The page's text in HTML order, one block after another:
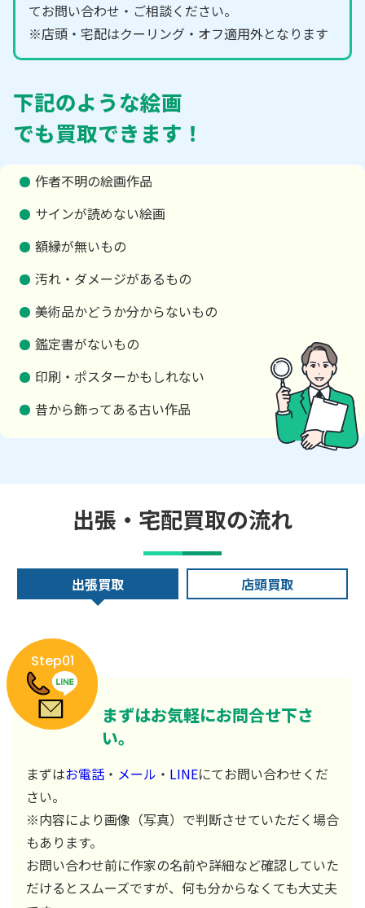
てお問い合わせ・ご相談ください。
※店頭・宅配はクーリング・オフ適用外となります
下記のような絵画
でも買取できます！
作者不明の絵画作品
サインが読めない絵画
額縁が無いもの
汚れ・ダメージがあるもの
美術品かどうか分からないもの
鑑定書がないもの
印刷・ポスターかもしれない
昔から飾ってある古い作品
出張・宅配買取の流れ
出張買取 店頭買取
Step01
まずはお気軽にお問合せ下さ
い。
まずはお電話 ・ メール ・ LINEにてお問い合わせくだ
さい。
※内容により画像（写真）で判断させていただく場合
もあります。
お問い合わせ前に作家の名前や詳細など確認していた
だけるとスムーズですが、何も分からなくても大丈夫